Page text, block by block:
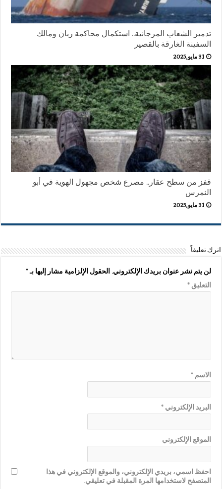
تدمير الشعاب المرجانية.. استكمال محاكمة ربان ومالك
السفينة الغارقة بالقصير
31 مايو,2025
قفز من سطح عقار.. مصرع شخص مجهول الهوية في أبو
النمرس
31 مايو,2025
اترك تعليقاً
لن يتم نشر عنوان بريدك الإلكتروني. الحقول الإلزامية مشار إليها بـ*
التعليق*
الاسم*
البريد الإلكتروني*
الموقع الإلكتروني
احفظ اسمي، بريدي الإلكتروني، والموقع الإلكتروني في هذا
المتصفح لاستخدامها المرة المقبلة في تعليقي.